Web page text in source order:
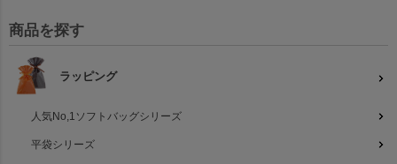
商品を探す
ラッピング
人気No,1ソフトバッグシリーズ
平袋シリーズ